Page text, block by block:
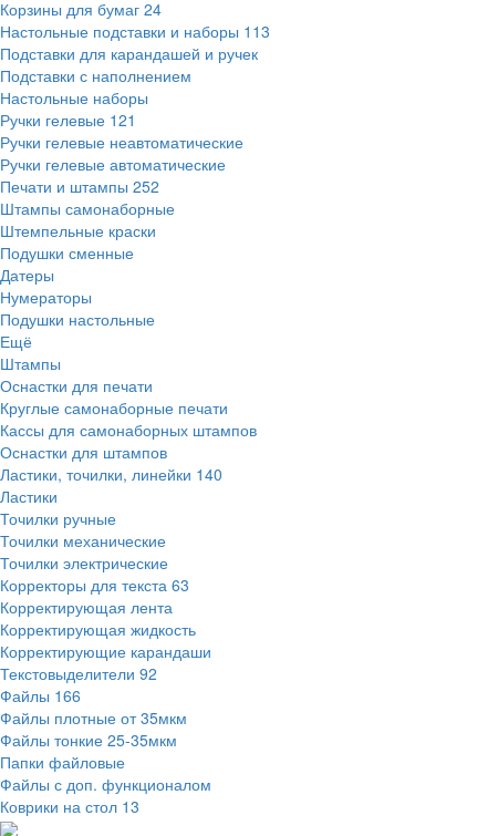
Корзины для бумаг 24
Настольные подставки и наборы 113
Подставки для карандашей и ручек
Подставки с наполнением
Настольные наборы
Ручки гелевые 121
Ручки гелевые неавтоматические
Ручки гелевые автоматические
Печати и штампы 252
Штампы самонаборные
Штемпельные краски
Подушки сменные
Датеры
Нумераторы
Подушки настольные
Ещё
Штампы
Оснастки для печати
Круглые самонаборные печати
Кассы для самонаборных штампов
Оснастки для штампов
Ластики, точилки, линейки 140
Ластики
Точилки ручные
Точилки механические
Точилки электрические
Корректоры для текста 63
Корректирующая лента
Корректирующая жидкость
Корректирующие карандаши
Текстовыделители 92
Файлы 166
Файлы плотные от 35мкм
Файлы тонкие 25-35мкм
Папки файловые
Файлы с доп. функционалом
Коврики на стол 13